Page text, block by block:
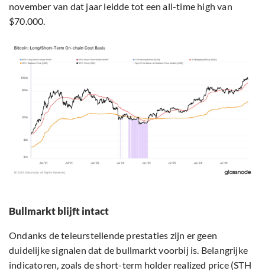
november van dat jaar leidde tot een all-time high van
$70.000.
Bullmarkt blijft intact
Ondanks de teleurstellende prestaties zijn er geen
duidelijke signalen dat de bullmarkt voorbij is. Belangrijke
indicatoren, zoals de short-term holder realized price (STH